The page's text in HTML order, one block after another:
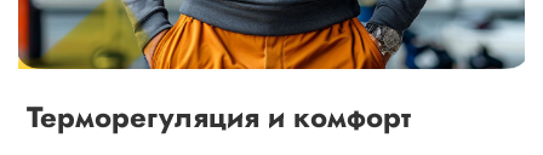
Терморегуляция и комфорт